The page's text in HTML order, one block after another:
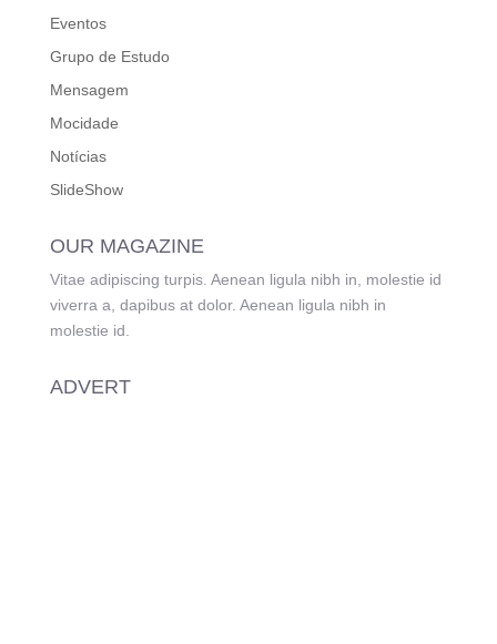
Eventos
Grupo de Estudo
Mensagem
Mocidade
Notícias
SlideShow
OUR MAGAZINE
Vitae adipiscing turpis. Aenean ligula nibh in, molestie id
viverra a, dapibus at dolor. Aenean ligula nibh in
molestie id.
ADVERT